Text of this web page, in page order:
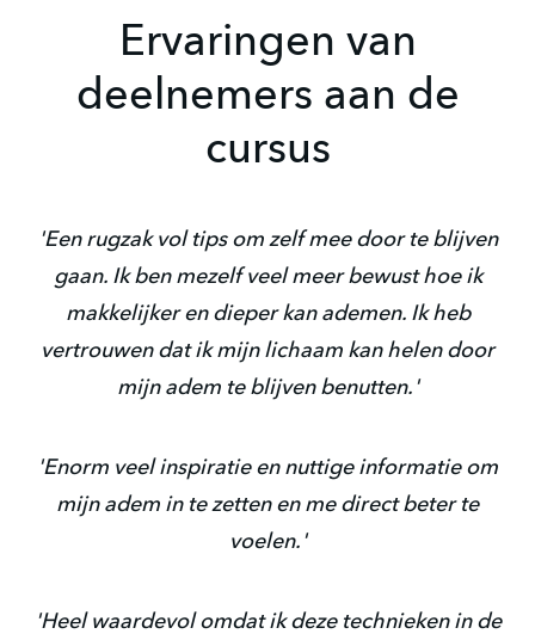
Ervaringen van
deelnemers aan de
cursus
'Een rugzak vol tips om zelf mee door te blijven
gaan. Ik ben mezelf veel meer bewust hoe ik
makkelijker en dieper kan ademen. Ik heb
vertrouwen dat ik mijn lichaam kan helen door
mijn adem te blijven benutten.'
'Enorm veel inspiratie en nuttige informatie om
mijn adem in te zetten en me direct beter te
voelen.'
'Heel waardevol omdat ik deze technieken in de